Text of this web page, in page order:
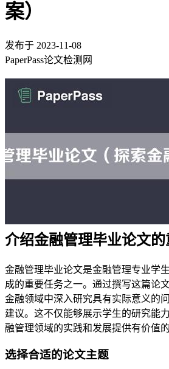
案）
发布于 2023-11-08
PaperPass论文检测网
介绍金融管理毕业论文的
金融管理毕业论文是金融管理专业学
成的重要任务之一。通过撰写这篇论
金融领域中深入研究具有实际意义的
建议。这不仅能够展示学生的研究能
融管理领域的实践和发展提供有价值的
选择合适的论文主题